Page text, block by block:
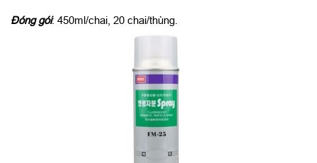
Đóng gói: 450ml/chai, 20 chai/thùng.